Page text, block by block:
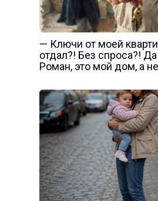
— Ключи от моей
отдал?! Без спроса?!
Роман, это мой дом, а